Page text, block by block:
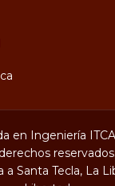
en Ingeniería
reservados.
a Santa Tecla, La